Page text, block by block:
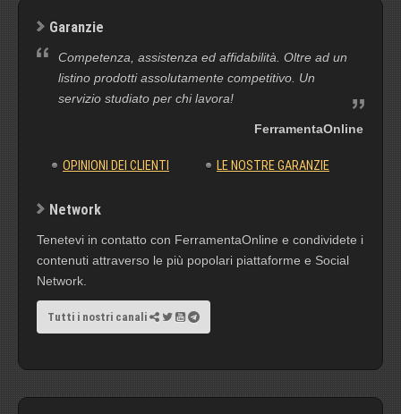
Garanzie
Competenza, assistenza ed affidabilità. Oltre ad un
listino prodotti assolutamente competitivo. Un
servizio studiato per chi lavora!
FerramentaOnline
OPINIONI DEI CLIENTI LE NOSTRE GARANZIE
Network
Tenetevi in contatto con FerramentaOnline e condividete i
contenuti attraverso le più popolari piattaforme e Social
Network.
Tutti i nostri canali